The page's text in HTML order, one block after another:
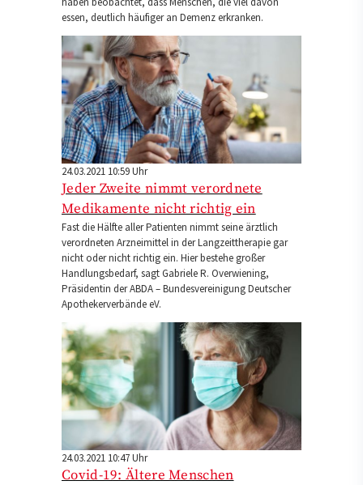
essen, deutlich häufiger an Demenz erkranken.
24.03.2021 10:59 Uhr
Jeder Zweite nimmt verordnete
Medikamente nicht richtig ein
Fast die Hälfte aller Patienten nimmt seine ärztlich
verordneten Arzneimittel in der Langzeittherapie gar
nicht oder nicht richtig ein. Hier bestehe großer
Handlungsbedarf, sagt Gabriele R. Overwiening,
Präsidentin der ABDA – Bundesvereinigung Deutscher
Apothekerverbände eV.
24.03.2021 10:47 Uhr
Covid-19: Ältere Menschen